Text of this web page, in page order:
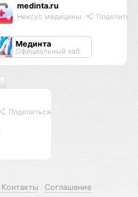
medinta.ru
Нексус медицины Поделиться
Мединта
Официальный хаб
Поделиться
Контакты Соглашение